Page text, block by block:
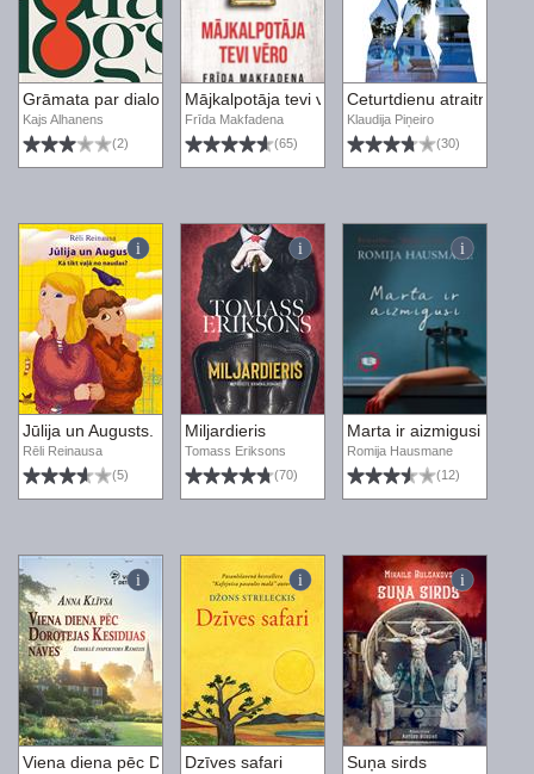
Grāmata par dialogu
Kajs Alhanens
(2)
Mājkalpotāja tevi vēro
Frīda Makfadena
(65)
Ceturtdienu atraitnes
Klaudija Piņeiro
(30)
Jūlija un Augusts. Kā tikt vaļā no naudas
Rēli Reinausa
(5)
Miljardieris
Tomass Eriksons
(70)
Marta ir aizmigusi
Romija Hausmane
(12)
Viena diena pēc Dorotejas Kesidijas nāves. Izmeklē inspektors
Dzīves safari Suņa sirds